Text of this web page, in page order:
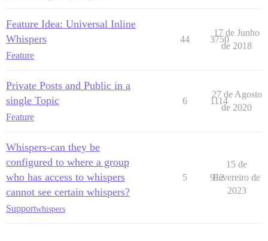
Feature Idea: Universal Inline
Whispers
Feature
44 3750
17 de Junho
de 2018
Private Posts and Public in a
single Topic
Feature
6 1114
27 de Agosto
de 2020
Whispers-can they be
configured to where a group
who has access to whispers
cannot see certain whispers?
Supportwhispers
5 912
15 de
Fevereiro de
2023